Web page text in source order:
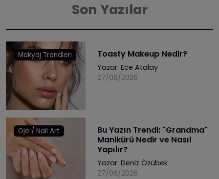
Son Yazılar
Makyaj Trendleri Toasty Makeup Nedir?
Yazar: Ece Atalay
27/06/2026
Oje / Nail Art
Bu Yazın Trendi: "Grandma"
Manikürü Nedir ve Nasıl
Yapılır?
Yazar: Deniz Özübek
27/06/2026